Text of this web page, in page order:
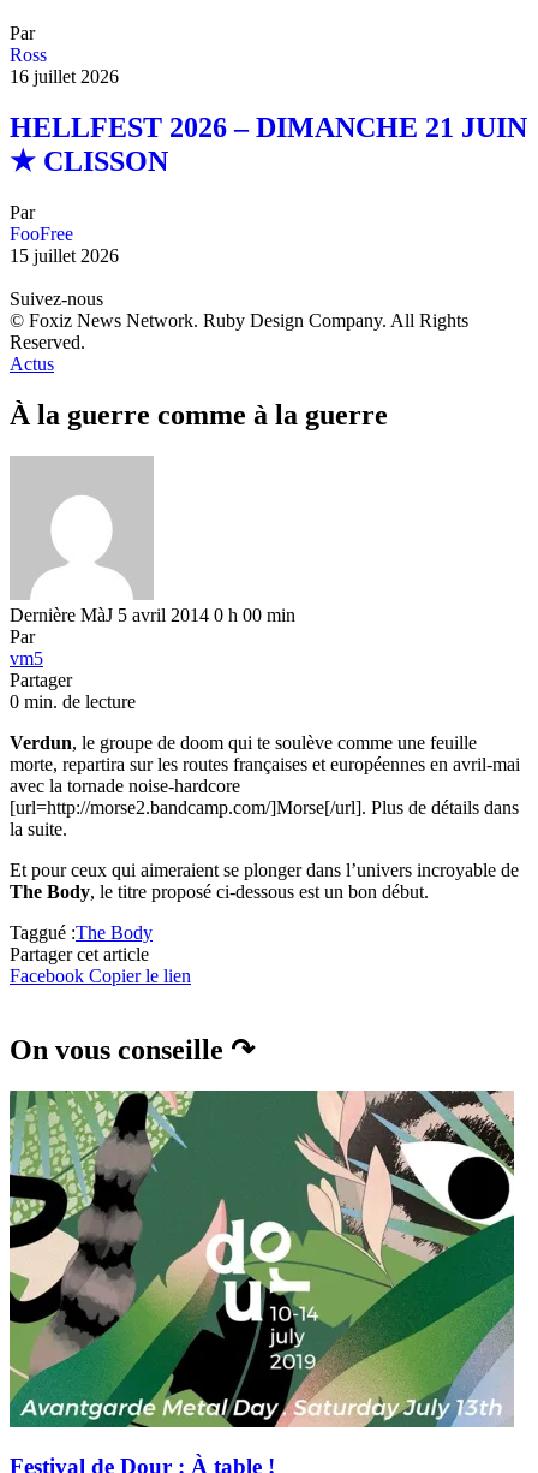
Par
Ross
16 juillet 2026
HELLFEST 2026 – DIMANCHE 21 JUIN
★ CLISSON
Par
FooFree
15 juillet 2026
Suivez-nous
© Foxiz News Network. Ruby Design Company. All Rights
Reserved.
Actus
À la guerre comme à la guerre
Dernière MàJ 5 avril 2014 0 h 00 min
Par
vm5
Partager
0 min. de lecture
Verdun, le groupe de doom qui te soulève comme une feuille
morte, repartira sur les routes françaises et européennes en avril-mai
avec la tornade noise-hardcore
[url=http://morse2.bandcamp.com/]Morse[/url]. Plus de détails dans
la suite.
Et pour ceux qui aimeraient se plonger dans l’univers incroyable de
The Body, le titre proposé ci-dessous est un bon début.
Taggué :The Body
Partager cet article
Facebook Copier le lien
On vous conseille ↷
Festival de Dour : À table !